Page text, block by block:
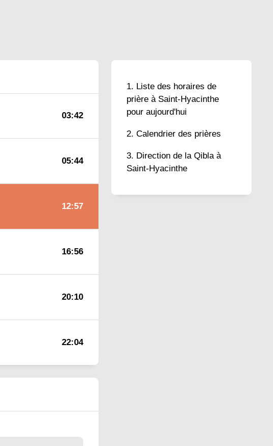
Liste des horaires de
prière à Saint-Hyacinthe
pour aujourd'hui
Calendrier des prières
Direction de la Qibla à
Saint-Hyacinthe
03:42
05:44
12:57
16:56
20:10
22:04